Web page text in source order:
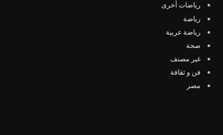
رياضات أخرى
رياضة
رياضة عربية
صحة
غير مصنف
فن و ثقافة
مصر